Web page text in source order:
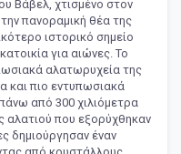
Βάβελ, χτισμένο στον
πανοραμική θέα της
ιστορικό σημείο
για αιώνες. Το
αλατωρυχεία της
και πιο εντυπωσιακά
από 300 χιλιόμετρα
αλατιού που εξορύχθηκαν
δημιούργησαν έναν